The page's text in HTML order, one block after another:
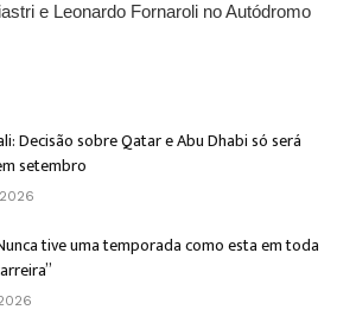
e Leonardo Fornaroli no Autódromo
Decisão sobre Qatar e Abu Dhabi só será
setembro
tive uma temporada como esta em toda